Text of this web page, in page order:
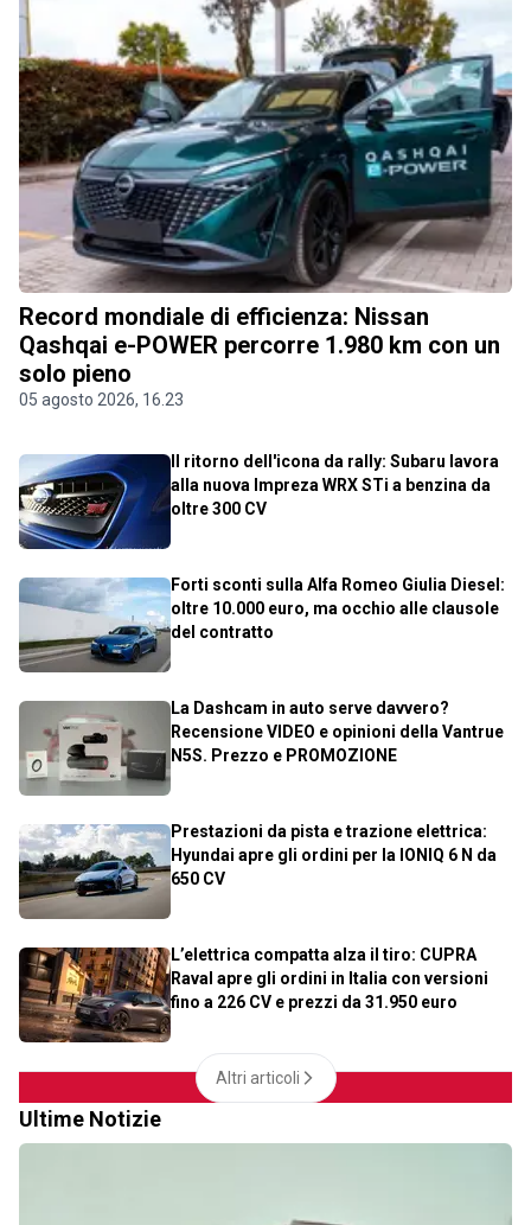
Record mondiale di efficienza: Nissan
Qashqai e-POWER percorre 1.980 km con un
solo pieno
05 agosto 2026, 16.23
Il ritorno dell'icona da rally: Subaru lavora
alla nuova Impreza WRX STi a benzina da
oltre 300 CV
Forti sconti sulla Alfa Romeo Giulia Diesel:
oltre 10.000 euro, ma occhio alle clausole
del contratto
La Dashcam in auto serve davvero?
Recensione VIDEO e opinioni della Vantrue
N5S. Prezzo e PROMOZIONE
Prestazioni da pista e trazione elettrica:
Hyundai apre gli ordini per la IONIQ 6 N da
650 CV
L’elettrica compatta alza il tiro: CUPRA
Raval apre gli ordini in Italia con versioni
fino a 226 CV e prezzi da 31.950 euro
Altri articoli
Ultime Notizie